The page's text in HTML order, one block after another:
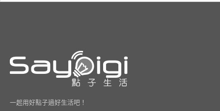
一起用好點子過好生活吧！